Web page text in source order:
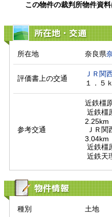
この物件の裁判所物件資
所在地・交通
所在地 奈良県
評価書上の交通
ＪＲ関
１．５
参考交通
近鉄橿
2.25km
3.04km
近鉄天
物件情報
種別 土地